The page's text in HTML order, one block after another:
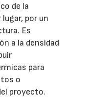
de la
por un
Es
a la densidad
para
o
proyecto.